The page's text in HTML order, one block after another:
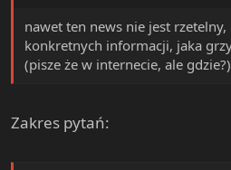
nawet ten news nie jest
konkretnych informacji, jaka
(pisze że w internecie, ale
Zakres pytań: